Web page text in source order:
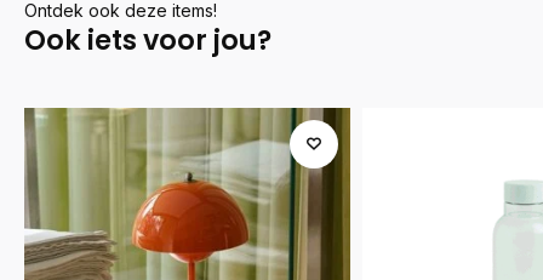
Ontdek ook deze items!
Ook iets voor jou?